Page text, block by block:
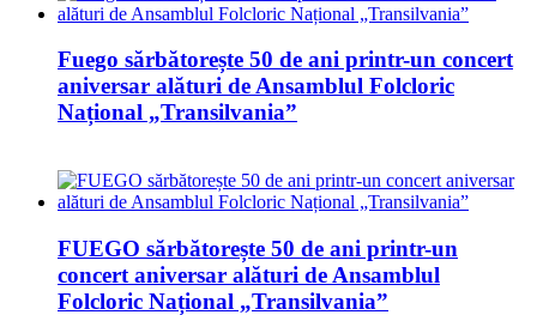
Fuego sărbătorește 50 de ani printr-un concert
aniversar alături de Ansamblul Folcloric
Național „Transilvania”
FUEGO sărbătorește 50 de ani printr-un
concert aniversar alături de Ansamblul
Folcloric Național „Transilvania”